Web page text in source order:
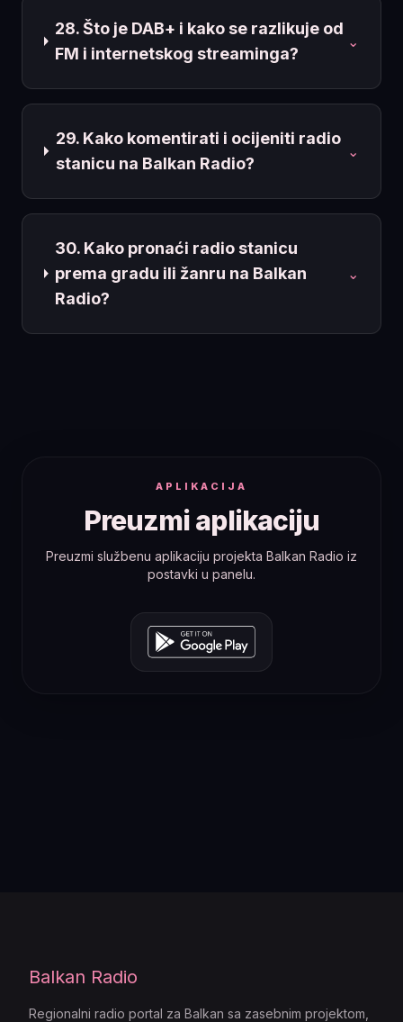
28. Što je DAB+ i kako se razlikuje od
FM i internetskog streaminga?
⌄
29. Kako komentirati i ocijeniti radio
stanicu na Balkan Radio?
⌄
30. Kako pronaći radio stanicu
prema gradu ili žanru na Balkan
Radio?
⌄
APLIKACIJA
Preuzmi aplikaciju
Preuzmi službenu aplikaciju projekta Balkan Radio iz
postavki u panelu.
Balkan Radio
Regionalni radio portal za Balkan sa zasebnim projektom,